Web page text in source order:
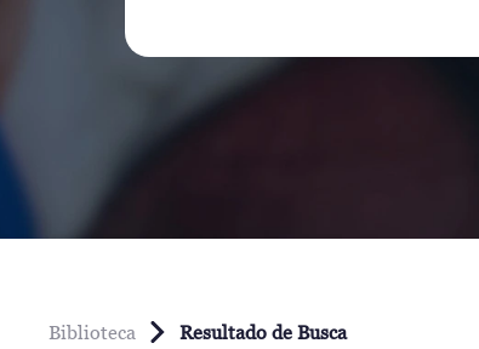
Biblioteca Resultado de Busca